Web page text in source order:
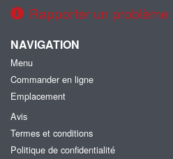
Rapporter un problème
NAVIGATION
Menu
Commander en ligne
Emplacement
Avis
Termes et conditions
Politique de confidentialité